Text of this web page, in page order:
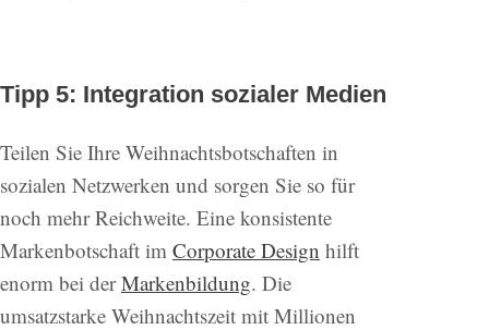
Tipp 5: Integration sozialer Medien
Teilen Sie Ihre Weihnachtsbotschaften in
sozialen Netzwerken und sorgen Sie so für
noch mehr Reichweite. Eine konsistente
Markenbotschaft im Corporate Design hilft
enorm bei derMarkenbildung. Die
umsatzstarke Weihnachtszeit mit Millionen